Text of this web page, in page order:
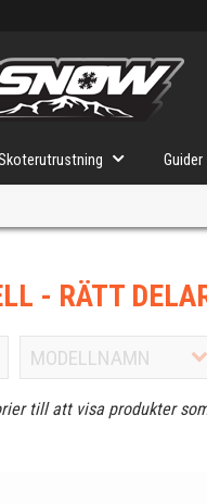
Guider
- RÄTT
till att visa produkter